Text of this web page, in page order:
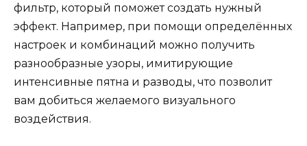
фильтр, который поможет создать нужный
эффект. Например, при помощи определённых
настроек и комбинаций можно получить
разнообразные узоры, имитирующие
интенсивные пятна и разводы, что позволит
вам добиться желаемого визуального
воздействия.